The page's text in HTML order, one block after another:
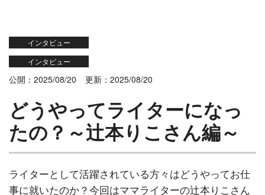
インタビュー
インタビュー
公開：2025/08/20 更新：2025/08/20
どうやってライターになっ
たの？～辻本りこさん編～
ライターとして活躍されている方々はどうやってお仕
事に就いたのか？今回はママライターの辻本りこさん